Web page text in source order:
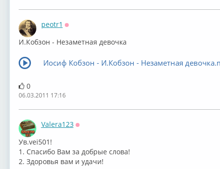
peotr1
И.Кобзон - Незаметная девочка
Иосиф Кобзон - И.Кобзон - Незаметная
0
06.03.2011 17:16
Valera123
Ув.vei501!
1. Спасибо Вам за добрые слова!
2. Здоровья вам и удачи!